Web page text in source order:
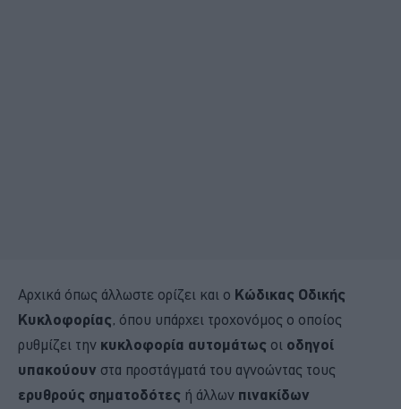
Αρχικά όπως άλλωστε ορίζει και ο Κώδικας Οδικής
Κυκλοφορίας, όπου υπάρχει τροχονόμος ο οποίος
ρυθμίζει την κυκλοφορία αυτομάτως οι οδηγοί
υπακούουν στα προστάγματά του αγνοώντας τους
ερυθρούς σηματοδότες ή άλλων πινακίδων